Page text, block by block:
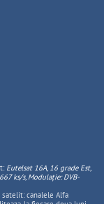
Eutelsat 16A, 16 grade Est,
ks/s, Modulație: DVB-
canalele Alfa